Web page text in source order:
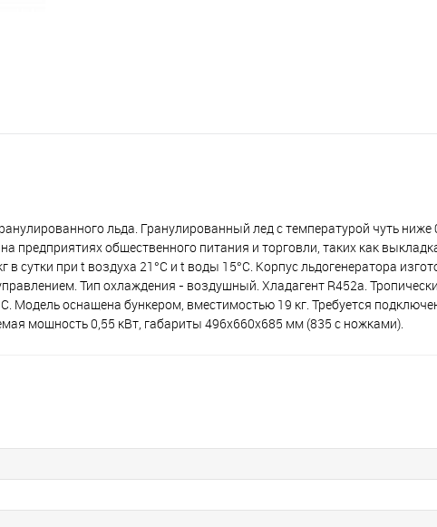
льда. Гранулированный лед с температурой чуть
предприятиях общественного питания и торговли, таких как
сутки при t воздухa 21°C и t воды 15°C. Корпус льдогенератора
Тип охлаждения - воздушный. Хладагент R452a.
Модель оснащена бункером, вместимостью 19 кг. Требуется
мощность 0,55 кВт, габариты 496x660x685 мм (835 с ножками).